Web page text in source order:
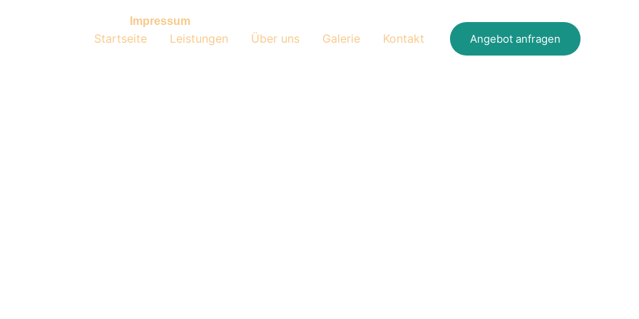
Startseite Leistungen Über uns Galerie Kontakt Angebot anfragen
Impressum